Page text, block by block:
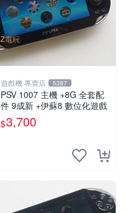
遊戲機 專賣店 5387
PSV 1007 主機 +8G 全套配
件 9成新 +伊蘇8 數位化遊戲
$3,700